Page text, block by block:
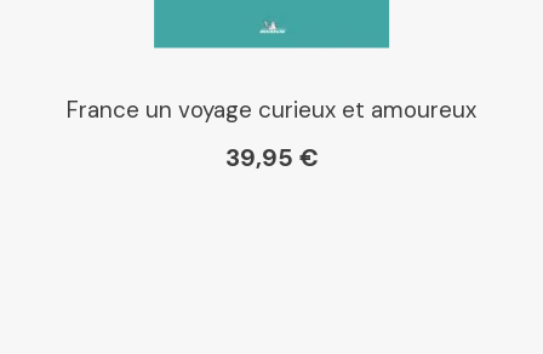
France un voyage curieux et amoureux
39,95 €